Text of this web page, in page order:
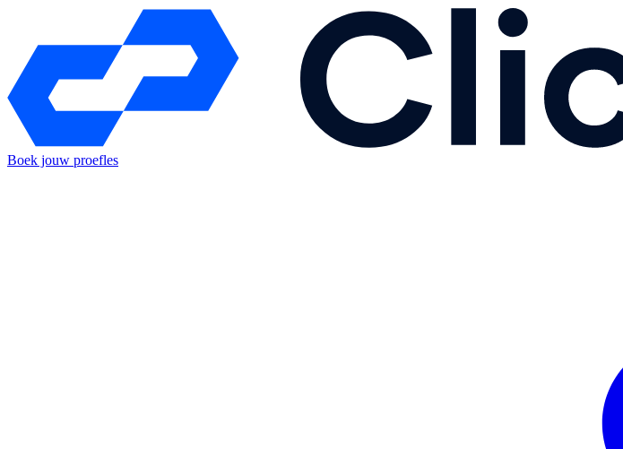
Boek jouw proefles